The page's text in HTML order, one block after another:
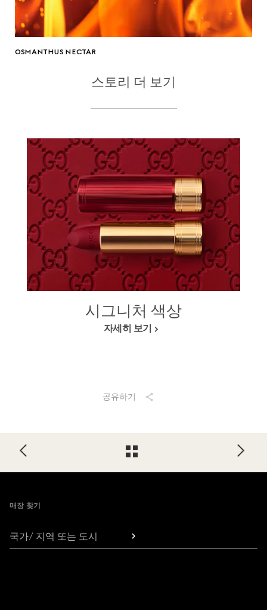
OSMANTHUS NECTAR
스토리 더 보기
시그니처 색상
자세히 보기
공유하기
Footer
매장 찾기
국가/ 지역 또는 도시